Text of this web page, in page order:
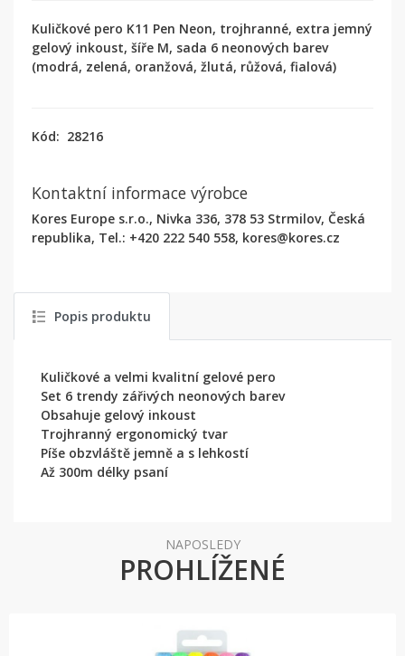
Kuličkové pero K11 Pen Neon, trojhranné, extra jemný
gelový inkoust, šíře M, sada 6 neonových barev
(modrá, zelená, oranžová, žlutá, růžová, fialová)
Kód: 28216
Kontaktní informace výrobce
Kores Europe s.r.o., Nivka 336, 378 53 Strmilov, Česká
republika, Tel.: +420 222 540 558, kores@kores.cz
Popis produktu
Kuličkové a velmi kvalitní gelové pero
Set 6 trendy zářivých neonových barev
Obsahuje gelový inkoust
Trojhranný ergonomický tvar
Píše obzvláště jemně a s lehkostí
Až 300m délky psaní
NAPOSLEDY
PROHLÍŽENÉ